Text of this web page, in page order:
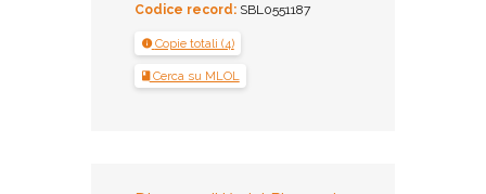
Codice record: SBL0551187
Copie totali (4)
Cerca su MLOL